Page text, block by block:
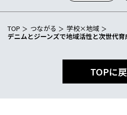
TOP つながる
学校×地域
デニムとジーンズで地域活性と次世代育
TOPに